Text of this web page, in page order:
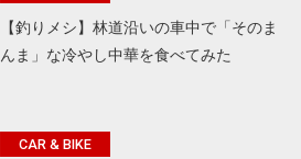
【釣りメシ】林道沿いの車中で「そのま
んま」な冷やし中華を食べてみた
CAR & BIKE